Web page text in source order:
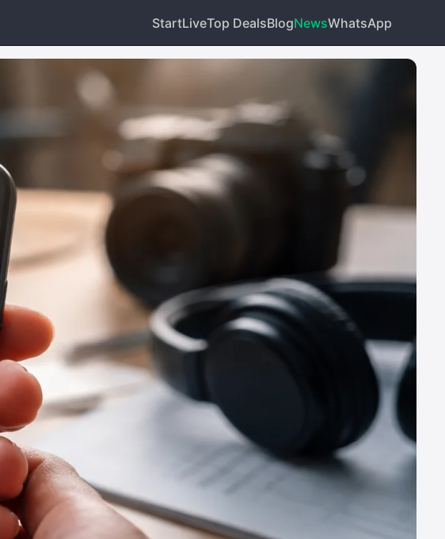
StartLiveTop DealsBlogNewsWhatsApp